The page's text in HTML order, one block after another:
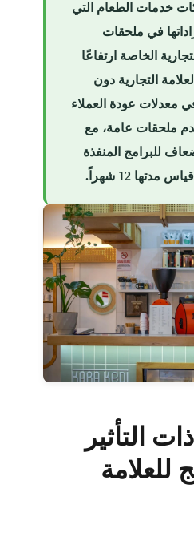
خدمات الطعام التي
و51٪ من إيراداتها في ملحقات
الخاصة ارتفاعًا
العلامة التجارية دون
وارتفاعًا بنسبة 181٪ في معدلات عودة العملاء
ملحقات عامة، مع
استثمار يبلغ عادةً 4-7 أضعاف للبرامج المنفذة
12 شهراً.
التأثير
للعلامة